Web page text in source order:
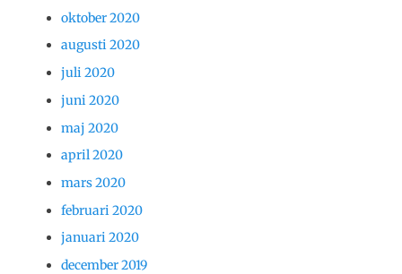
oktober 2020
augusti 2020
juli 2020
juni 2020
maj 2020
april 2020
mars 2020
februari 2020
januari 2020
december 2019